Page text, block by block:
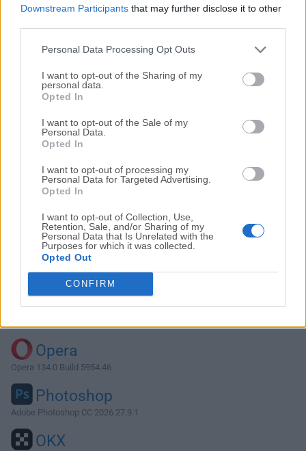
Downstream Participants that may further disclose it to other
Personal Data Processing Opt Outs
I want to opt-out of the Sharing of my
personal data.
Opted In
I want to opt-out of the Sale of my
Personal Data.
Opted In
I want to opt-out of processing my
Personal Data for Targeted Advertising.
Opted In
I want to opt-out of Collection, Use,
Retention, Sale, and/or Sharing of my
Personal Data that Is Unrelated with the
Purposes for which it was collected.
Opted Out
CONFIRM
con nosotros, dirígete a nuestrapágina de contactoy
háznoslo saber. ¡Valoramos tu opinión!
Descargar LibreOffice 24.8.2
¿Por qué se publica esta aplicación en FileHorse? (
información
Opera
Opera 134.0 Build 5954.46
Photoshop
Adobe Photoshop CC 2026 27.9.1
OKX